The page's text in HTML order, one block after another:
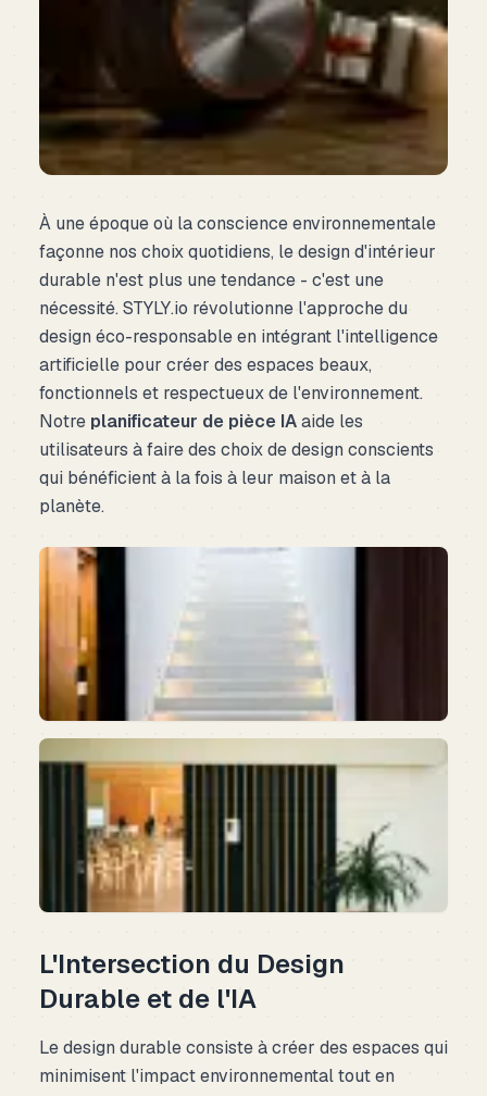
À une époque où la conscience environnementale
façonne nos choix quotidiens, le design d'intérieur
durable n'est plus une tendance - c'est une
nécessité. STYLY.io révolutionne l'approche du
design éco-responsable en intégrant l'intelligence
artificielle pour créer des espaces beaux,
fonctionnels et respectueux de l'environnement.
Notre planificateur de pièce IAaide les
utilisateurs à faire des choix de design conscients
qui bénéficient à la fois à leur maison et à la
planète.
L'Intersection du Design
Durable et de l'IA
Le design durable consiste à créer des espaces qui
minimisent l'impact environnemental tout en